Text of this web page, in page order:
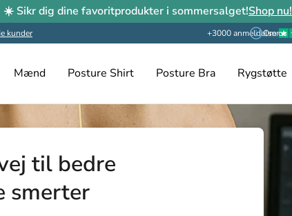
☀️ Sikr dig dine favoritprodukter i sommersalget!Shop nu!
kunder +3000 anmeldelser
Om os
Mænd Posture Shirt Posture Bra Rygstøtte
til bedre
smerter